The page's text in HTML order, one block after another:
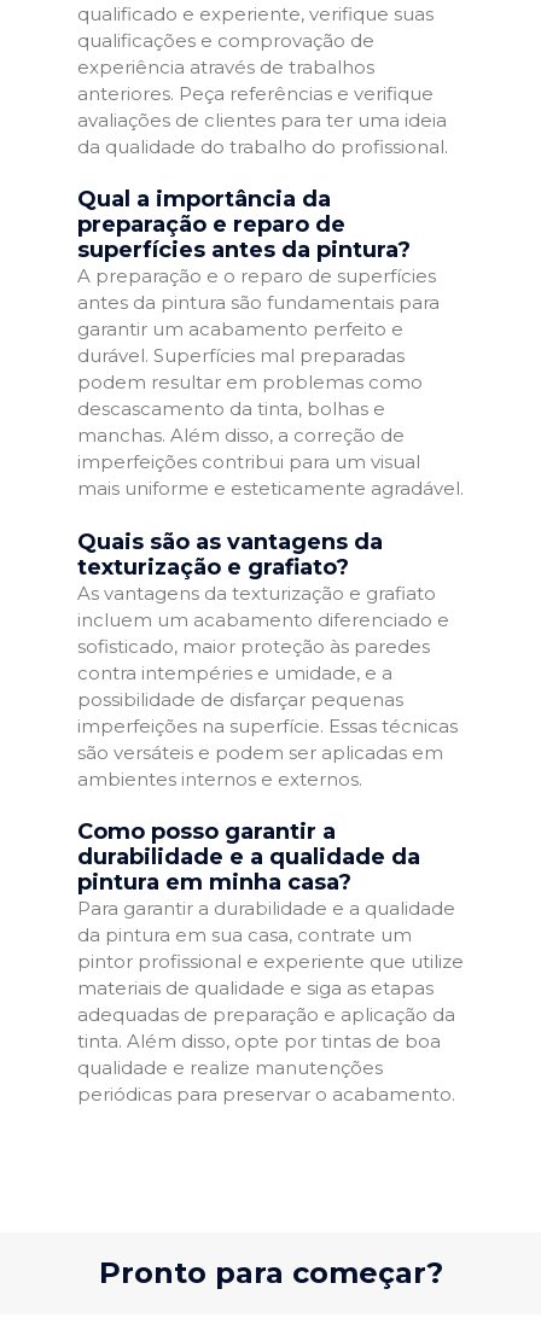
qualificado e experiente, verifique suas
qualificações e comprovação de
experiência através de trabalhos
anteriores. Peça referências e verifique
avaliações de clientes para ter uma ideia
da qualidade do trabalho do profissional.
Qual a importância da
preparação e reparo de
superfícies antes da pintura?
A preparação e o reparo de superfícies
antes da pintura são fundamentais para
garantir um acabamento perfeito e
durável. Superfícies mal preparadas
podem resultar em problemas como
descascamento da tinta, bolhas e
manchas. Além disso, a correção de
imperfeições contribui para um visual
mais uniforme e esteticamente agradável.
Quais são as vantagens da
texturização e grafiato?
As vantagens da texturização e grafiato
incluem um acabamento diferenciado e
sofisticado, maior proteção às paredes
contra intempéries e umidade, e a
possibilidade de disfarçar pequenas
imperfeições na superfície. Essas técnicas
são versáteis e podem ser aplicadas em
ambientes internos e externos.
Como posso garantir a
durabilidade e a qualidade da
pintura em minha casa?
Para garantir a durabilidade e a qualidade
da pintura em sua casa, contrate um
pintor profissional e experiente que utilize
materiais de qualidade e siga as etapas
adequadas de preparação e aplicação da
tinta. Além disso, opte por tintas de boa
qualidade e realize manutenções
periódicas para preservar o acabamento.
Pronto para começar?